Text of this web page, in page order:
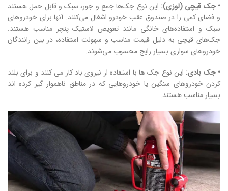
• جک قیچی (لوزی): این نوع جک‌ها جمع ‌و جور، سبک و قابل حمل هستند
و فضای کمی را در صندوق عقب خودرو اشغال می‌کنند. آنها برای خودروهای
سبک و استفاده‌های خانگی مانند تعویض لاستیک پنچر مناسب هستند.
جک‌های قیچی به دلیل قیمت مناسب و سهولت استفاده، در بین رانندگان
خودروهای سواری بسیار رایج محسوب می‌شوند.
• جک بادی: این نوع جک ها با استفاده از نیروی باد کار می کنند و برای بلند
کردن خودروهای سنگین یا خودروهایی که در مناطق ناهموار گیر کرده اند
بسیار مناسب هستند.